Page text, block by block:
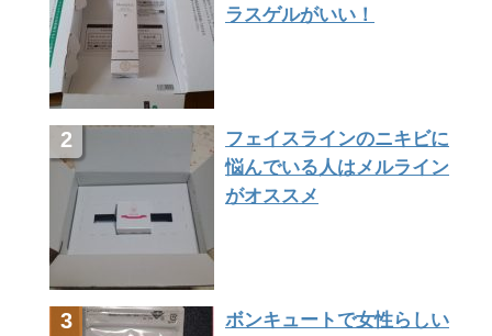
ラスゲルがいい！
フェイスラインのニキビに
悩んでいる人はメルライン
がオススメ
ボンキュートで女性らしい